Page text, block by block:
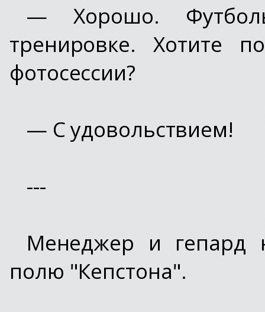
— Хорошо.
тренировке. Хотите
фотосессии?
— С удовольствием!
---
Менеджер и гепард
полю "Кепстона".